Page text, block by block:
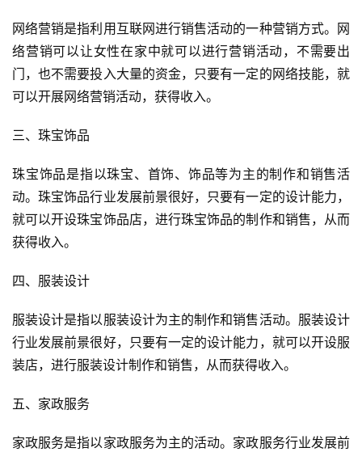
网络营销是指利用互联网进行销售活动的一种营销方式。网
络营销可以让女性在家中就可以进行营销活动，不需要出
门，也不需要投入大量的资金，只要有一定的网络技能，就
可以开展网络营销活动，获得收入。
三、珠宝饰品
珠宝饰品是指以珠宝、首饰、饰品等为主的制作和销售活
动。珠宝饰品行业发展前景很好，只要有一定的设计能力，
就可以开设珠宝饰品店，进行珠宝饰品的制作和销售，从而
获得收入。
四、服装设计
服装设计是指以服装设计为主的制作和销售活动。服装设计
行业发展前景很好，只要有一定的设计能力，就可以开设服
装店，进行服装设计制作和销售，从而获得收入。
五、家政服务
家政服务是指以家政服务为主的活动。家政服务行业发展前